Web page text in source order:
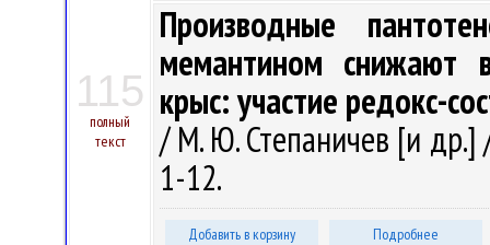
115
полный
текст
Производные
мемантином снижают
крыс: участие редокс-
/ М. Ю. Степаничев [и
1-12.
Добавить в корзину Подробнее